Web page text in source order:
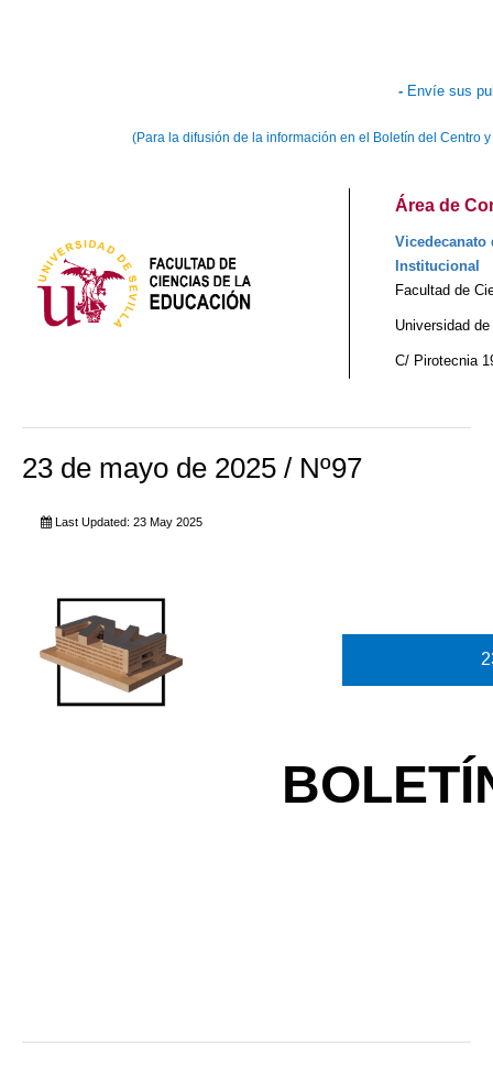
- Envíe sus
(Para la difusión de la información en el Boletín del Centro
Área de
Vicedecanato
Institucional
Facultad de
Universidad
C/ Pirotecnia
23 de mayo de 2025 / Nº97
Last Updated: 23 May 2025